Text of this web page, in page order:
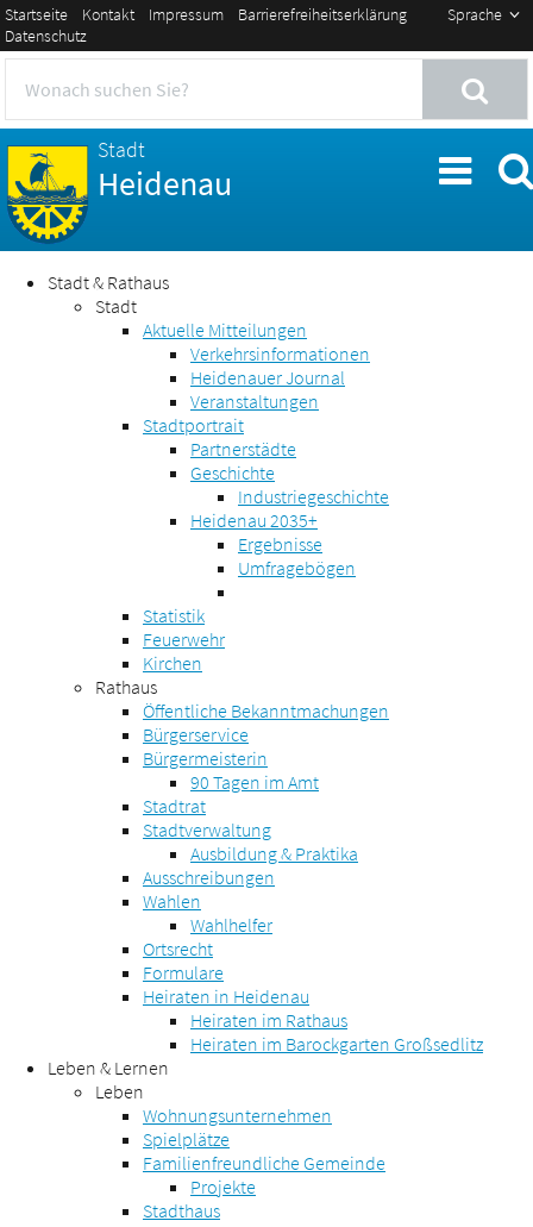
Sprache
Startseite Kontakt Impressum
Barrierefreiheitserklärung
Datenschutz
Stadt
Heidenau
Stadt & Rathaus
Stadt
Aktuelle Mitteilungen
Verkehrsinformationen
Heidenauer Journal
Veranstaltungen
Stadtportrait
Partnerstädte
Geschichte
Industriegeschichte
Heidenau 2035+
Ergebnisse
Umfragebögen
Statistik
Feuerwehr
Kirchen
Rathaus
Öffentliche Bekanntmachungen
Bürgerservice
Bürgermeisterin
90 Tagen im Amt
Stadtrat
Stadtverwaltung
Ausbildung & Praktika
Ausschreibungen
Wahlen
Wahlhelfer
Ortsrecht
Formulare
Heiraten in Heidenau
Heiraten im Rathaus
Heiraten im Barockgarten Großsedlitz
Leben & Lernen
Leben
Wohnungsunternehmen
Spielplätze
Familienfreundliche Gemeinde
Projekte
Stadthaus